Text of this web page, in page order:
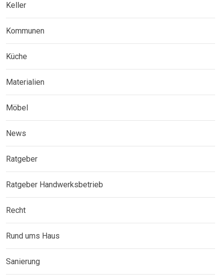
Keller
Kommunen
Küche
Materialien
Möbel
News
Ratgeber
Ratgeber Handwerksbetrieb
Recht
Rund ums Haus
Sanierung